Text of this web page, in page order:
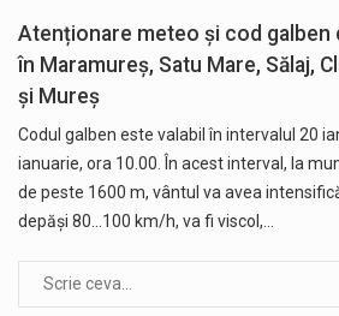
Atenționare meteo și cod galben
în Maramureș, Satu Mare, Sălaj,
și Mureș
Codul galben este valabil în intervalul 20
ianuarie, ora 10.00. În acest interval, la
de peste 1600 m, vântul va avea
depăși 80...100 km/h, va fi viscol,…